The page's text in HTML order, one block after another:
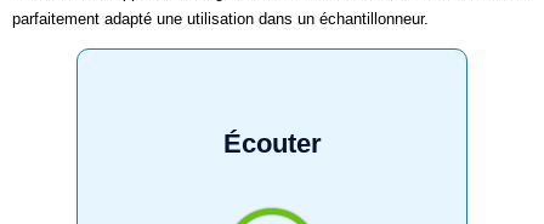
parfaitement adapté une utilisation dans un échantillonneur.
Écouter